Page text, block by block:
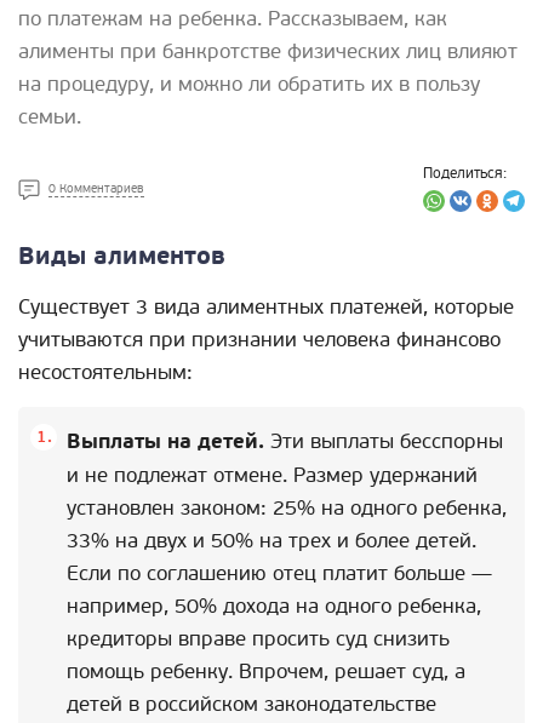
по платежам на ребенка. Рассказываем, как
алименты при банкротстве физических лиц влияют
на процедуру, и можно ли обратить их в пользу
семьи.
0 Комментариев
Поделиться:
Виды алиментов
Существует 3 вида алиментных платежей, которые
учитываются при признании человека финансово
несостоятельным:
Выплаты на детей. Эти выплаты бесспорны
и не подлежат отмене. Размер удержаний
установлен законом: 25% на одного ребенка,
33% на двух и 50% на трех и более детей.
Если по соглашению отец платит больше —
например, 50% дохода на одного ребенка,
кредиторы вправе просить суд снизить
помощь ребенку. Впрочем, решает суд, а
детей в российском законодательстве